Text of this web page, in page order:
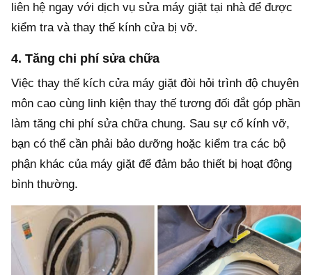
liên hệ ngay với dịch vụ sửa máy giặt tại nhà để được
kiểm tra và thay thế kính cửa bị vỡ.
4. Tăng chi phí sửa chữa
Việc thay thế kích cửa máy giặt đòi hỏi trình độ chuyên
môn cao cùng linh kiện thay thế tương đối đắt góp phần
làm tăng chi phí sửa chữa chung. Sau sự cố kính vỡ,
bạn có thể cần phải bảo dưỡng hoặc kiểm tra các bộ
phận khác của máy giặt để đảm bảo thiết bị hoạt động
bình thường.